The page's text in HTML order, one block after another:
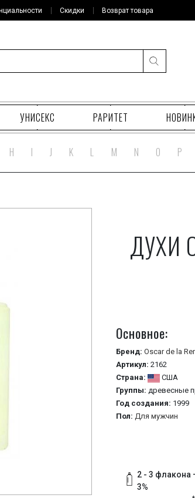
Скидки Возврат товара
УНИСЕКС РАРИТЕТ
H I J K L M N O P
ДУХИ
Основное:
Бренд: Oscar de la
Артикул: 2162
Страна:
США
Группы: древесные
Год создания: 1999
Пол: Для мужчин
2 - 3 флакона
3%